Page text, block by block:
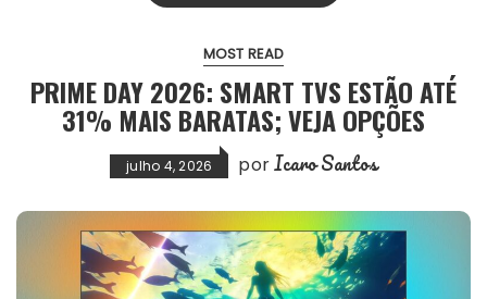
MOST READ
PRIME DAY 2026: SMART TVS ESTÃO ATÉ
31% MAIS BARATAS; VEJA OPÇÕES
julho 4, 2026 porIcaro Santos